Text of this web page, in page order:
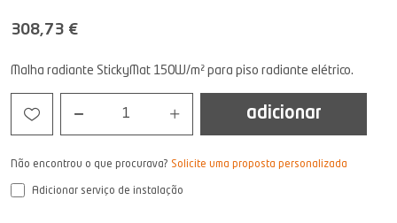
308,73 €
Malha radiante StickyMat 150W/m² para piso radiante elétrico.
1 adicionar
Não encontrou o que procurava? Solicite uma proposta personalizada
Adicionar serviço de instalação